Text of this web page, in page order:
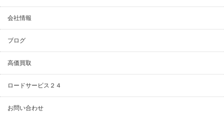
会社情報
ブログ
高価買取
ロードサービス２４
お問い合わせ